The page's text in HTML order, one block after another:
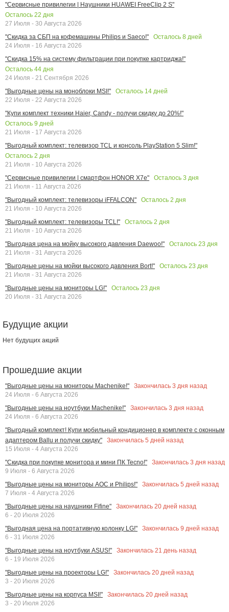
"Сервисные привилегии | Наушники HUAWEI FreeClip 2 S"
Осталось 22 дня
27 Июля - 30 Августа 2026
"Скидка за СБП на кофемашины Philips и Saeco!"
Осталось 8 дней
24 Июля - 16 Августа 2026
"Скидка 15% на систему фильтрации при покупке картриджа!"
Осталось 44 дня
24 Июля - 21 Сентября 2026
"Выгодные цены на моноблоки MSI!"
Осталось 14 дней
22 Июля - 22 Августа 2026
"Купи комплект техники Haier, Candy - получи скидку до 20%!"
Осталось 9 дней
21 Июля - 17 Августа 2026
"Выгодный комплект: телевизор TCL и консоль PlayStation 5 Slim!"
Осталось 2 дня
21 Июля - 10 Августа 2026
"Сервисные привилегии | смартфон HONOR X7e"
Осталось 3 дня
21 Июля - 11 Августа 2026
"Выгодный комплект: телевизоры iFFALCON"
Осталось 2 дня
21 Июля - 10 Августа 2026
"Выгодный комплект: телевизоры TCL!"
Осталось 2 дня
21 Июля - 10 Августа 2026
"Выгодная цена на мойку высокого давления Daewoo!"
Осталось 23 дня
21 Июля - 31 Августа 2026
"Выгодные цены на мойки высокого давления Bort!"
Осталось 23 дня
21 Июля - 31 Августа 2026
"Выгодные цены на мониторы LG!"
Осталось 23 дня
20 Июля - 31 Августа 2026
Будущие акции
Нет будущих акций
Прошедшие акции
"Выгодные цены на мониторы Machenike!" Закончилась 3 дня назад
24 Июля - 6 Августа 2026
"Выгодные цены на ноутбуки Machenike!"
Закончилась 3 дня назад
24 Июля - 6 Августа 2026
"Выгодный комплект! Купи мобильный кондиционер в комплекте с оконным
адаптером Ballu и получи скидку"
Закончилась 5 дней назад
15 Июля - 4 Августа 2026
"Скидка при покупке монитора и мини ПК Tecno!"
Закончилась 3 дня назад
9 Июля - 6 Августа 2026
"Выгодные цены на мониторы AOC и Philips!"
Закончилась 5 дней назад
7 Июля - 4 Августа 2026
"Выгодные цены на наушники Fifine"
Закончилась 20 дней назад
6 - 20 Июля 2026
"Выгодная цена на портативную колонку LG!"
Закончилась 9 дней назад
6 - 31 Июля 2026
"Выгодные цены на ноутбуки ASUS!"
Закончилась 21 день назад
6 - 19 Июля 2026
"Выгодные цены на проекторы LG!"
Закончилась 20 дней назад
3 - 20 Июля 2026
"Выгодные цены на корпуса MSI!"
Закончилась 20 дней назад
3 - 20 Июля 2026